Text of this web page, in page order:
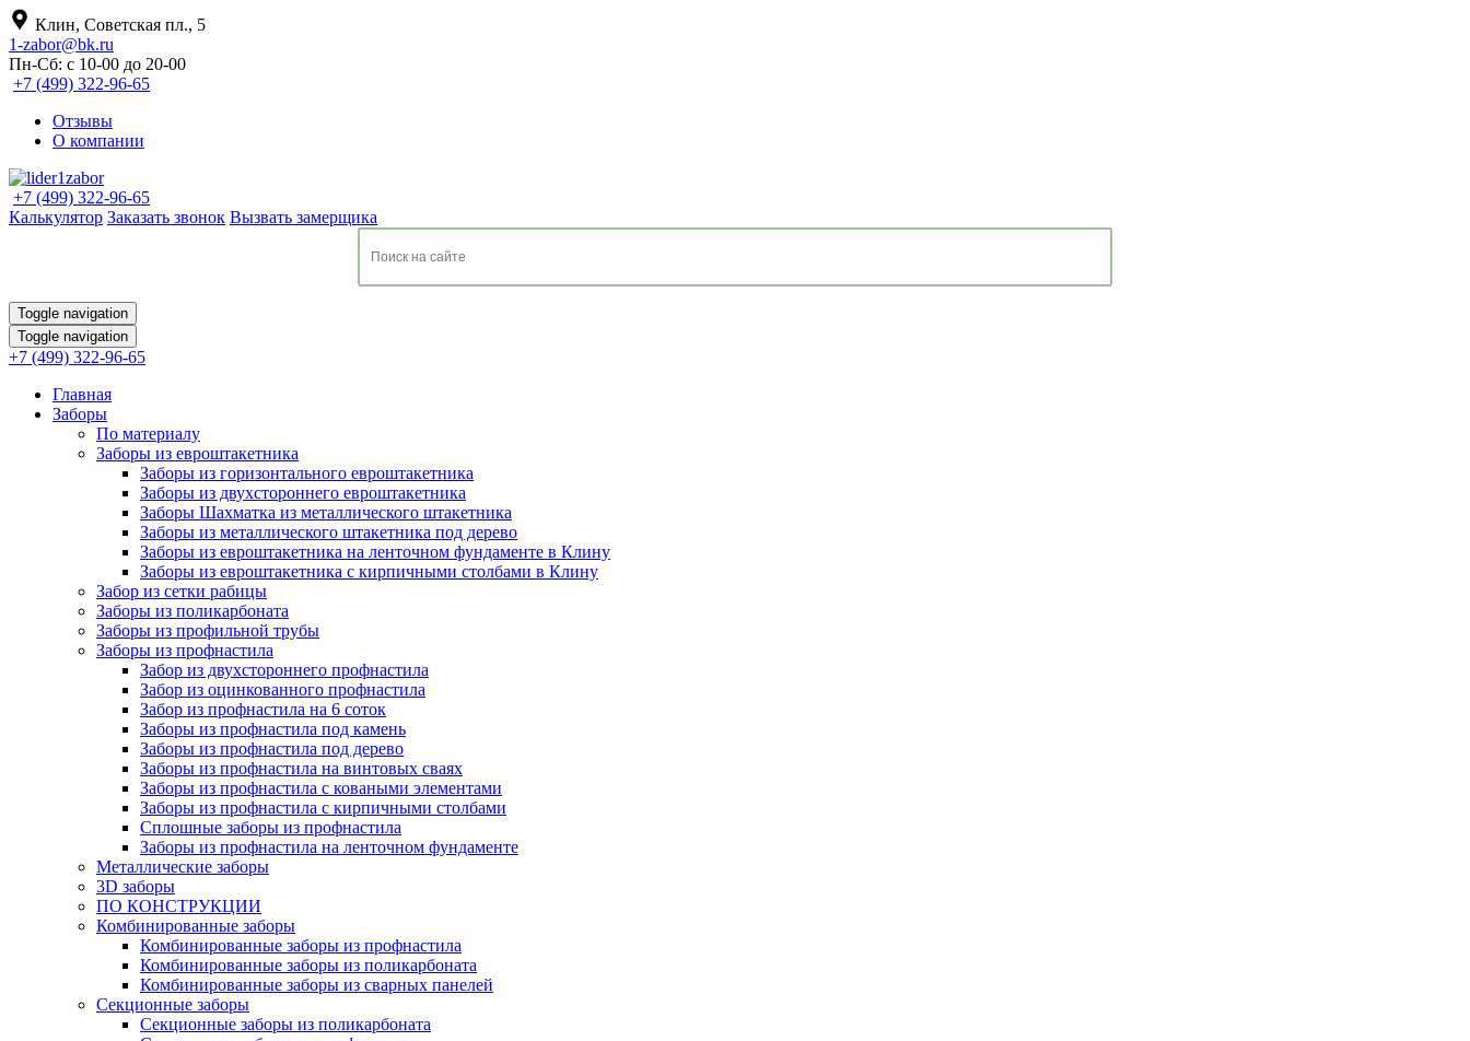
Клин, Советская пл., 5
1-zabor@bk.ru
Пн-Сб: с 10-00 до 20-00
+7 (499) 322-96-65
Отзывы
О компании
+7 (499) 322-96-65
Калькулятор Заказать звонок Вызвать замерщика
Toggle navigation
Toggle navigation
+7 (499) 322-96-65
Главная
Заборы
По материалу
Заборы из евроштакетника
Заборы из горизонтального евроштакетника
Заборы из двухстороннего евроштакетника
Заборы Шахматка из металлического штакетника
Заборы из металлического штакетника под дерево
Заборы из евроштакетника на ленточном фундаменте в Клину
Заборы из евроштакетника с кирпичными столбами в Клину
Забор из сетки рабицы
Заборы из поликарбоната
Заборы из профильной трубы
Заборы из профнастила
Забор из двухстороннего профнастила
Забор из оцинкованного профнастила
Забор из профнастила на 6 соток
Заборы из профнастила под камень
Заборы из профнастила под дерево
Заборы из профнастила на винтовых сваях
Заборы из профнастила с коваными элементами
Заборы из профнастила с кирпичными столбами
Сплошные заборы из профнастила
Заборы из профнастила на ленточном фундаменте
Металлические заборы
3D заборы
ПО КОНСТРУКЦИИ
Комбинированные заборы
Комбинированные заборы из профнастила
Комбинированные заборы из поликарбоната
Комбинированные заборы из сварных панелей
Секционные заборы
Секционные заборы из поликарбоната